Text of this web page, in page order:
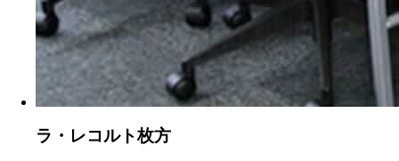
ラ・レコルト枚方